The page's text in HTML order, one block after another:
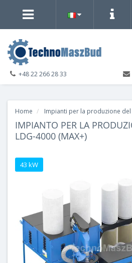
+48 22 266 28 33
Home Impianti per la produzione
IMPIANTO PER LA
LDG-4000 (MAX+)
43 kW